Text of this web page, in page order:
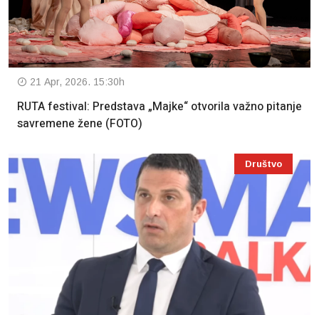
21 Apr, 2026. 15:30h
RUTA festival: Predstava „Majke“ otvorila važno pitanje
savremene žene (FOTO)
Društvo